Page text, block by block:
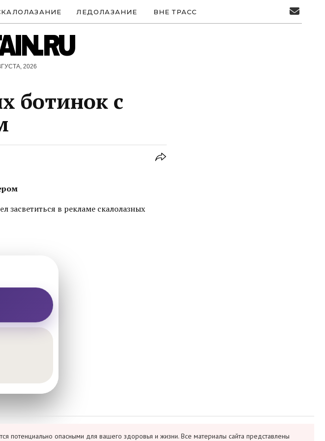
ЛЕДОЛАЗАНИЕ ВНЕ ТРАСС
2026
ботинок с
засветиться в рекламе скалолазных
потенциально опасными для вашего здоровья и жизни. Все материалы сайта представлены